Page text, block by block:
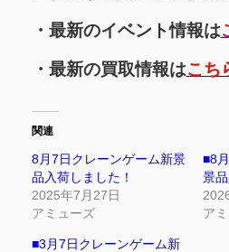
・最新のイベント情報は
・最新の買取情報はこち
関連
8月7日クレーンゲーム新景
品入荷しました！
2025年7月27日
アミューズ
■8
景
ア
■3月7日クレーンゲーム新